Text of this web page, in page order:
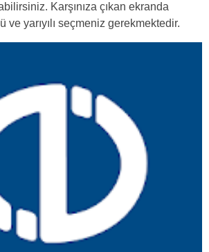
Karşınıza çıkan ekranda
ve yarıyılı seçmeniz gerekmektedir.